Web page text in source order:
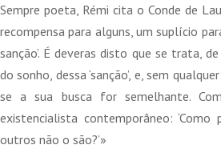
Sempre poeta, Rémi cita o Conde de
recompensa para alguns, um suplício
sanção’. É deveras disto que se trata,
do sonho, dessa ‘sanção’, e, sem
se a sua busca for semelhante.
existencialista contemporâneo:
outros não o são?’»